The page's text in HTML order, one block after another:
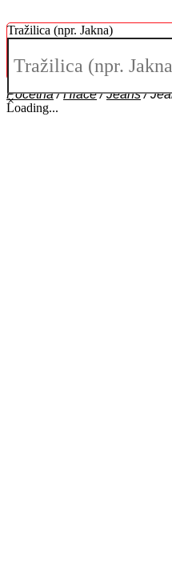
Tražilica (npr. Jakna)
×
Početna/Hlače/Jeans/
Loading...